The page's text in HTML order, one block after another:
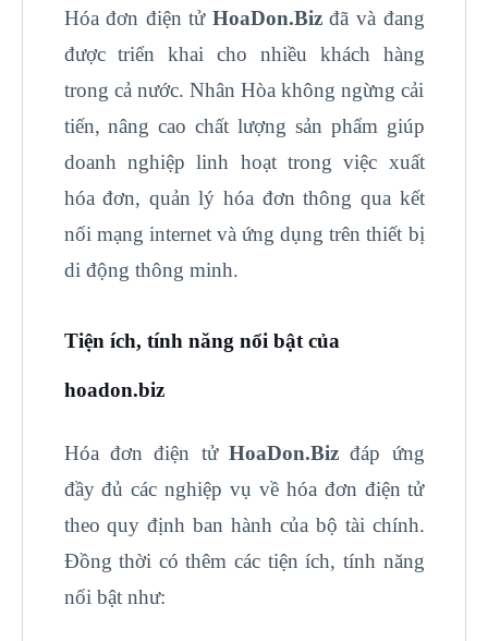
Hóa đơn điện tử HoaDon.Bizđã và đang
được triển khai cho nhiều khách hàng
trong cả nước. Nhân Hòa không ngừng cải
tiến, nâng cao chất lượng sản phẩm giúp
doanh nghiệp linh hoạt trong việc xuất
hóa đơn, quản lý hóa đơn thông qua kết
nối mạng internet và ứng dụng trên thiết bị
di động thông minh.
Tiện ích, tính năng nổi bật của
hoadon.biz
Hóa đơn điện tử HoaDon.Bizđáp ứng
đầy đủ các nghiệp vụ về hóa đơn điện tử
theo quy định ban hành của bộ tài chính.
Đồng thời có thêm các tiện ích, tính năng
nổi bật như: